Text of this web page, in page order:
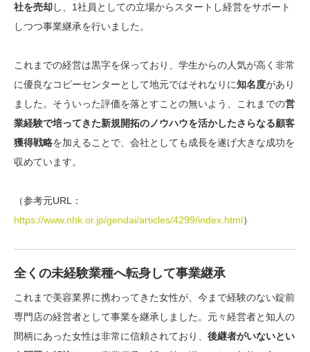
社を売却 し、1社員としての立場からスタートし経営をサポート
しつつ事業継承を行いました。
これまでの経営は黒字を保っており、学生からの人気が高く非常
に優良なコピーセンターとして地元ではそれなりに知名度があり
ました。そういった評価を落とすことの無いよう、これまでの営
業経験で培ってきた新規開拓のノウハウを活かしたさらなる顧客
獲得戦略を加えることで、 会社としても成長を遂げ大きな成功を
収めています。
（参考元URL：
https://www.nhk.or.jp/gendai/articles/4299/index.html）
全くの未経験業種へ転身して事業継承
これまで美容業界に携わってきた女性が、 今まで経験のない錠前
専門店の経営者として事業を継承 しました。元々経営者と知人の
間柄にあった女性は非常に信頼されており、 後継者がいないとい